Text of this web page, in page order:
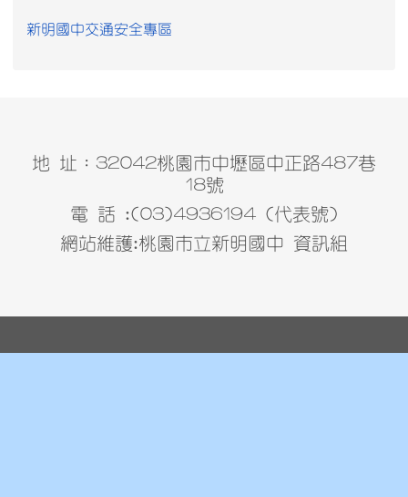
新明國中交通安全專區
地 址：32042桃園市中壢區中正路487巷
18號
電 話 :(03)4936194 (代表號)
網站維護:桃園市立新明國中 資訊組